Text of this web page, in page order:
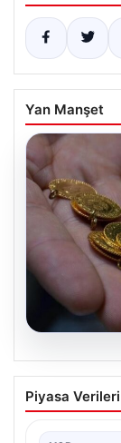
Yan Manşet
06.08.2026
Altın
fiyatları
Piyasa Verileri